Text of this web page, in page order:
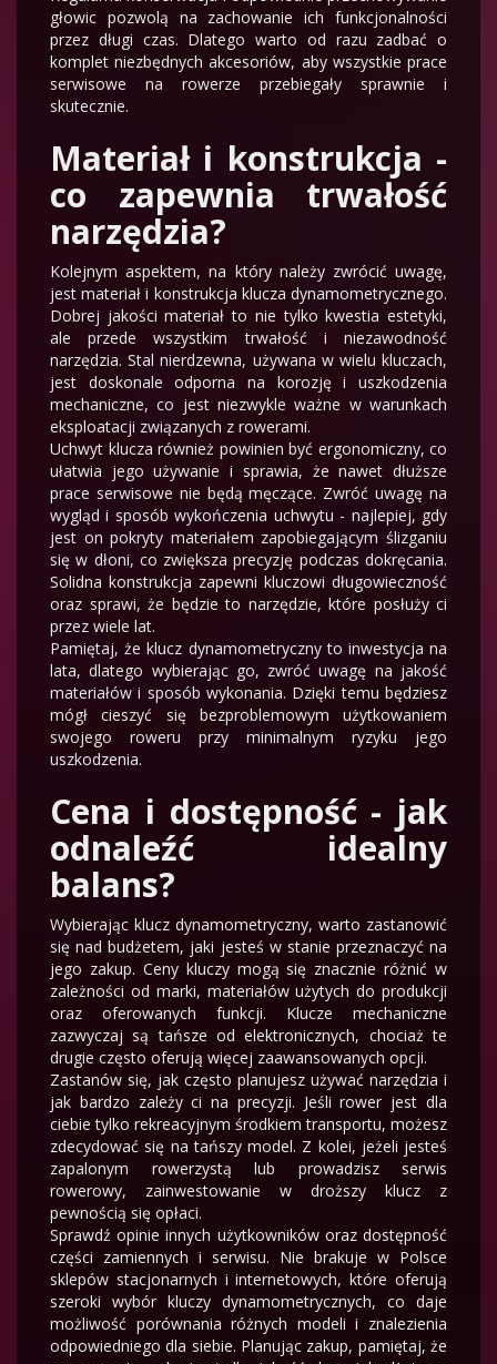
głowic pozwolą na zachowanie ich funkcjonalności
przez długi czas. Dlatego warto od razu zadbać o
komplet niezbędnych akcesoriów, aby wszystkie prace
serwisowe na rowerze przebiegały sprawnie i
skutecznie.
Materiał i konstrukcja -
co zapewnia trwałość
narzędzia?
Kolejnym aspektem, na który należy zwrócić uwagę,
jest materiał i konstrukcja klucza dynamometrycznego.
Dobrej jakości materiał to nie tylko kwestia estetyki,
ale przede wszystkim trwałość i niezawodność
narzędzia. Stal nierdzewna, używana w wielu kluczach,
jest doskonale odporna na korozję i uszkodzenia
mechaniczne, co jest niezwykle ważne w warunkach
eksploatacji związanych z rowerami.
Uchwyt klucza również powinien być ergonomiczny, co
ułatwia jego używanie i sprawia, że nawet dłuższe
prace serwisowe nie będą męczące. Zwróć uwagę na
wygląd i sposób wykończenia uchwytu - najlepiej, gdy
jest on pokryty materiałem zapobiegającym ślizganiu
się w dłoni, co zwiększa precyzję podczas dokręcania.
Solidna konstrukcja zapewni kluczowi długowieczność
oraz sprawi, że będzie to narzędzie, które posłuży ci
przez wiele lat.
Pamiętaj, że klucz dynamometryczny to inwestycja na
lata, dlatego wybierając go, zwróć uwagę na jakość
materiałów i sposób wykonania. Dzięki temu będziesz
mógł cieszyć się bezproblemowym użytkowaniem
swojego roweru przy minimalnym ryzyku jego
uszkodzenia.
Cena i dostępność - jak
odnaleźć idealny
balans?
Wybierając klucz dynamometryczny, warto zastanowić
się nad budżetem, jaki jesteś w stanie przeznaczyć na
jego zakup. Ceny kluczy mogą się znacznie różnić w
zależności od marki, materiałów użytych do produkcji
oraz oferowanych funkcji. Klucze mechaniczne
zazwyczaj są tańsze od elektronicznych, chociaż te
drugie często oferują więcej zaawansowanych opcji.
Zastanów się, jak często planujesz używać narzędzia i
jak bardzo zależy ci na precyzji. Jeśli rower jest dla
ciebie tylko rekreacyjnym środkiem transportu, możesz
zdecydować się na tańszy model. Z kolei, jeżeli jesteś
zapalonym rowerzystą lub prowadzisz serwis
rowerowy, zainwestowanie w droższy klucz z
pewnością się opłaci.
Sprawdź opinie innych użytkowników oraz dostępność
części zamiennych i serwisu. Nie brakuje w Polsce
sklepów stacjonarnych i internetowych, które oferują
szeroki wybór kluczy dynamometrycznych, co daje
możliwość porównania różnych modeli i znalezienia
odpowiedniego dla siebie. Planując zakup, pamiętaj, że